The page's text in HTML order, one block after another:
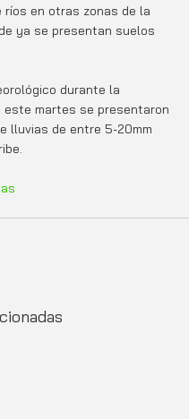
ríos en otras zonas de la
ya se presentan suelos
durante la
este martes se presentaron
lluvias de entre 5-20mm